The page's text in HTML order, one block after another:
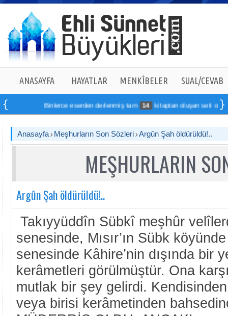
ANASAYFA HAYATLAR MENKÎBELER SUAL/CEVAB
Binlerce eserden derlenmiş tam 14 kitaptan oluşan seti online
Anasayfa Meşhurların Son Sözleri Argûn Şah öldürüldü!..
MEŞHURLARIN
Argûn Şah öldürüldü!..
Takıyyüddîn Sübkî meşhûr
senesinde, Mısır’ın Sübk
senesinde Kâhire’nin dışında bir
kerâmetleri görülmüştür. Ona
mutlak bir şey gelirdi.
veya birisi kerâmetinden